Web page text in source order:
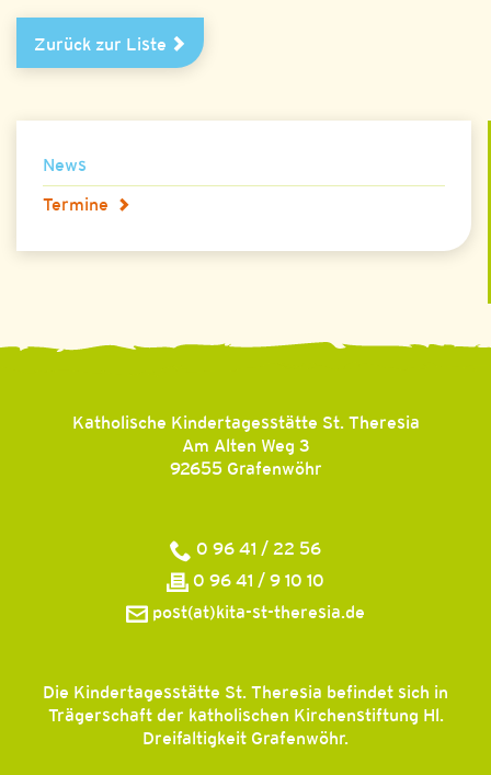
Zurück zur Liste
News
Termine
Katholische Kindertagesstätte St. Theresia
Am Alten Weg 3
92655 Grafenwöhr
0 96 41 / 22 56
0 96 41 / 9 10 10
post(at)kita-st-theresia.de
Die Kindertagesstätte St. Theresia befindet sich in
Trägerschaft der katholischen Kirchenstiftung Hl.
Dreifaltigkeit Grafenwöhr.